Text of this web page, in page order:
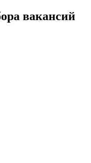
вакансий